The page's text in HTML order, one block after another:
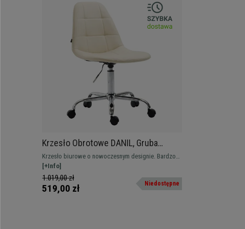
Krzesło Obrotowe DANIL, Gruba
Tapicerka, Metalowy Stelaż, Skóra
kolor Kremowy
Krzesło biurowe o nowoczesnym designie. Bardzo
wygodne i odporne dzięki metalowej konstrukcji.
[+Info]
1.019,00 zł
519,00 zł Niedostępne